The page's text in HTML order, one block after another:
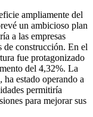
ampliamente del
un ambicioso plan
a las empresas
de construcción. En el
fue protagonizado
del 4,32%. La
estado operando a
permitiría
para mejorar sus